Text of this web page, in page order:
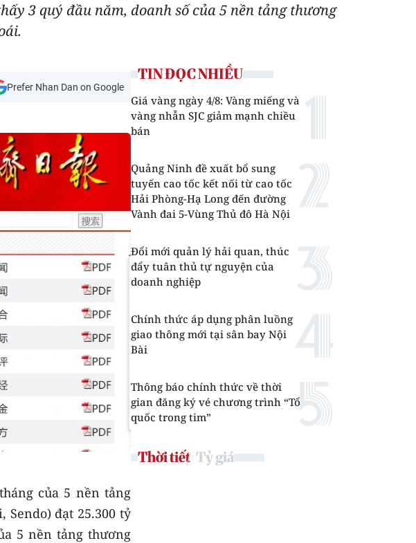
3 quý đầu năm, doanh số của 5 nền tảng thương
Prefer Nhan Dan on Google
của 5 nền tảng
đạt 25.300 tỷ
5 nền tảng thương
TIN ĐỌC NHIỀU
Giá vàng ngày 4/8: Vàng miếng và
vàng nhẫn SJC giảm mạnh chiều
bán
Quảng Ninh đề xuất bổ sung
tuyến cao tốc kết nối từ cao tốc
Hải Phòng-Hạ Long đến đường
Vành đai 5-Vùng Thủ đô Hà Nội
Đổi mới quản lý hải quan, thúc
đẩy tuân thủ tự nguyện của
doanh nghiệp
Chính thức áp dụng phân luồng
giao thông mới tại sân bay Nội
Bài
Thông báo chính thức về thời
gian đăng ký vé chương trình “Tổ
quốc trong tim”
Thời tiết Tỷ giá